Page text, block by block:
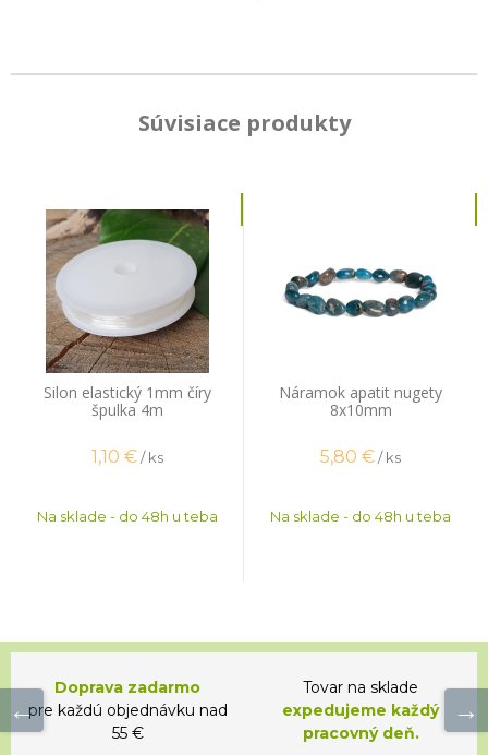
Súvisiace produkty
Silon elastický 1mm číry
špulka 4m
1,10 € / ks
Na sklade - do 48h u teba
Náramok apatit nugety
8x10mm
5,80 €/ ks
Na sklade - do 48h u teba
Doprava zadarmo
pre každú objednávku nad
55 €
Tovar na sklade
expedujeme každý
pracovný deň.